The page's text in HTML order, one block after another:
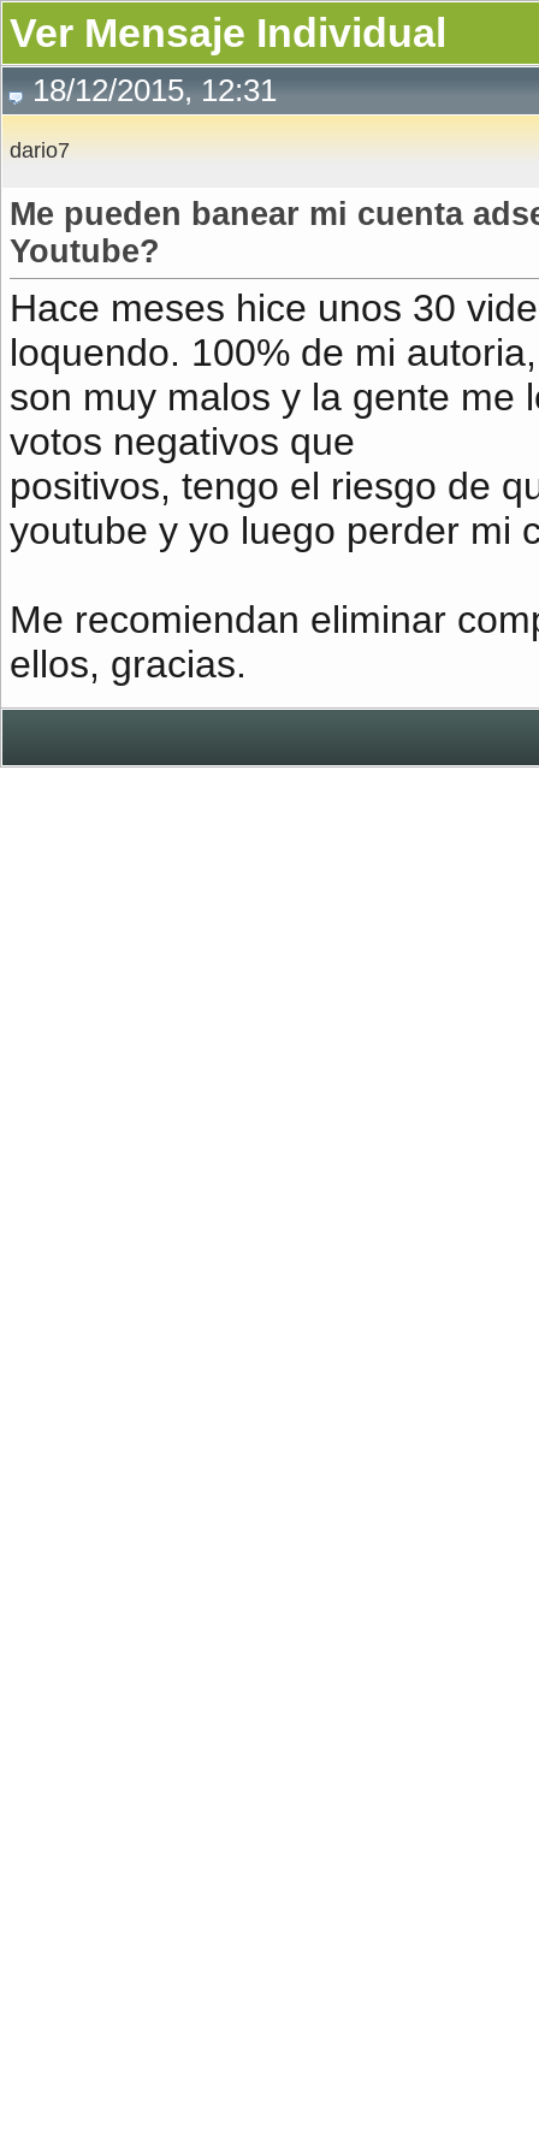
Ver Mensaje Individual
18/12/2015, 12:31
dario7
Me pueden banear mi cuenta
Youtube?
Hace meses hice unos 30
loquendo. 100% de mi
son muy malos y la gente me
votos negativos que
positivos, tengo el riesgo de
youtube y yo luego perder mi
Me recomiendan eliminar
ellos, gracias.